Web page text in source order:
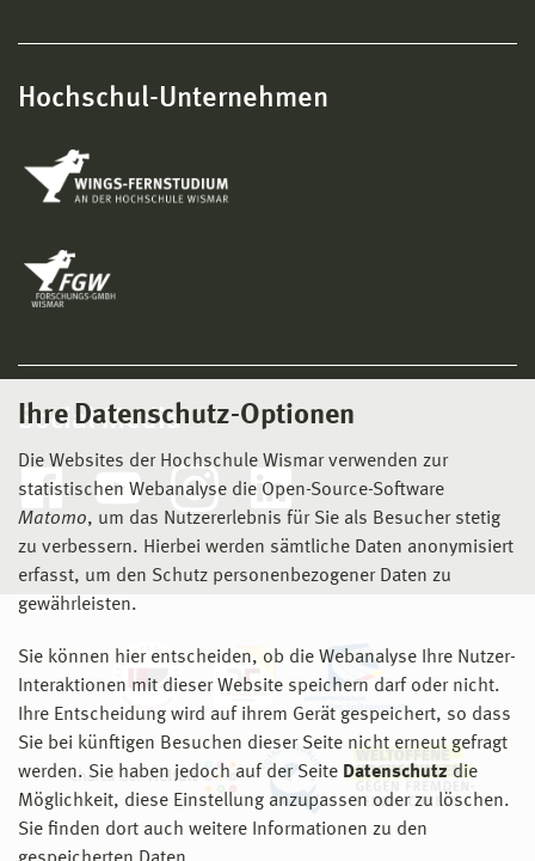
Ihre Datenschutz-Optionen
Die Websites der Hochschule Wismar verwenden zur
statistischen Webanalyse die Open-Source-Software
Matomo, um das Nutzererlebnis für Sie als Besucher stetig
zu verbessern. Hierbei werden sämtliche Daten anonymisiert
erfasst, um den Schutz personenbezogener Daten zu
gewährleisten.
Sie können hier entscheiden, ob die Webanalyse Ihre Nutzer-
Interaktionen mit dieser Website speichern darf oder nicht.
Ihre Entscheidung wird auf ihrem Gerät gespeichert, so dass
Sie bei künftigen Besuchen dieser Seite nicht erneut gefragt
werden. Sie haben jedoch auf der Seite Datenschutz die
Möglichkeit, diese Einstellung anzupassen oder zu löschen.
Sie finden dort auch weitere Informationen zu den
Hochschul-Unternehmen
Social Media